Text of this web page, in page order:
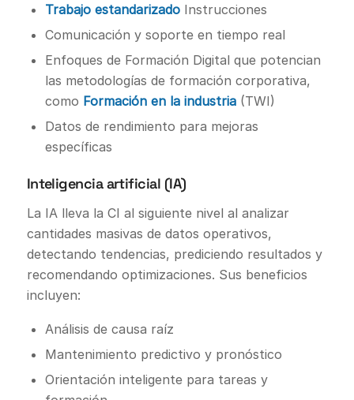
Trabajo estandarizadoInstrucciones
Comunicación y soporte en tiempo real
Enfoques de Formación Digital que potencian
las metodologías de formación corporativa,
como Formación en la industria(TWI)
Datos de rendimiento para mejoras
específicas
Inteligencia artificial (IA)
La IA lleva la CI al siguiente nivel al analizar
cantidades masivas de datos operativos,
detectando tendencias, prediciendo resultados y
recomendando optimizaciones. Sus beneficios
incluyen:
Análisis de causa raíz
Mantenimiento predictivo y pronóstico
Orientación inteligente para tareas y